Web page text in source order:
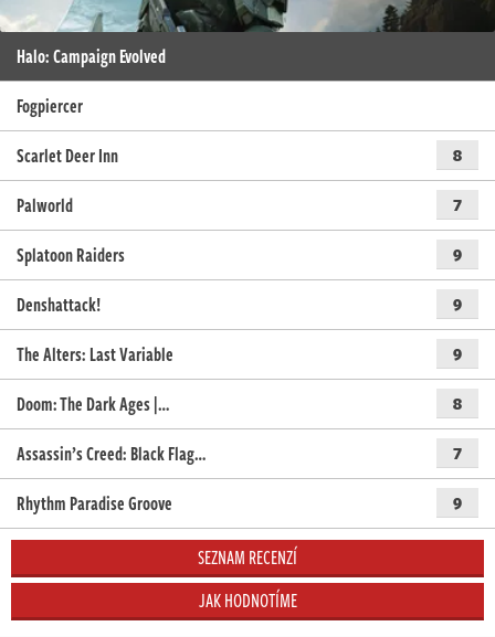
Halo: Campaign Evolved
Fogpiercer
Scarlet Deer Inn
8
Palworld 7
Splatoon Raiders 9
Denshattack! 9
The Alters: Last Variable 9
Doom: The Dark Ages |… 8
Assassin’s Creed: Black Flag… 7
Rhythm Paradise Groove 9
SEZNAM RECENZÍ
JAK HODNOTÍME